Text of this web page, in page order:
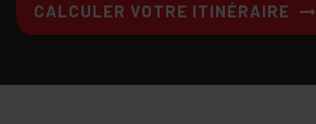
CALCULER VOTRE ITINÉRAIRE